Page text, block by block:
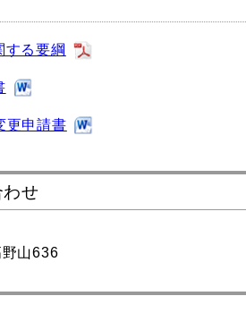
する要綱
更申請書
せ
山636